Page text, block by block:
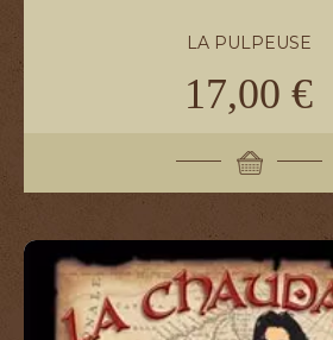
LA PULPEUSE
17,00 €